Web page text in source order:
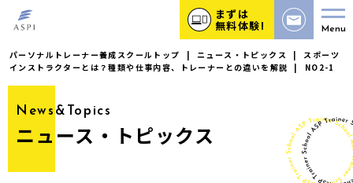
まずは
無料体験! Menu
パーソナルトレーナー養成スクールトップ | ニュース・トピックス |
スポーツ
インストラクターとは？種類や仕事内容、トレーナーとの違いを解説
| NO2-1
News&Topics
ニュース・トピックス